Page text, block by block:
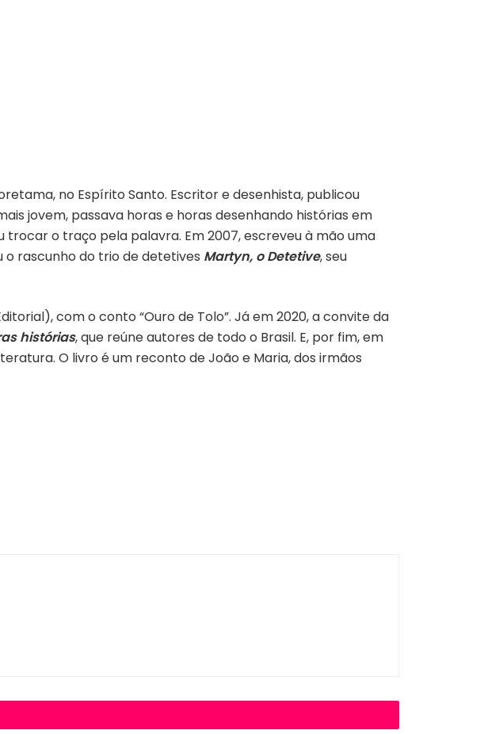
no Espírito Santo. Escritor e desenhista, publicou
jovem, passava horas e horas desenhando histórias em
trocar o traço pela palavra. Em 2007, escreveu à mão uma
o rascunho do trio de detetives Martyn, o Detetive, seu
com o conto “Ouro de Tolo”. Já em 2020, a convite da
histórias, que reúne autores de todo o Brasil. E, por fim, em
O livro é um reconto de João e Maria, dos irmãos